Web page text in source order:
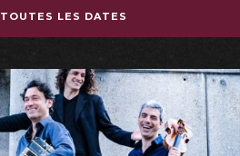
TOUTES LES DATES